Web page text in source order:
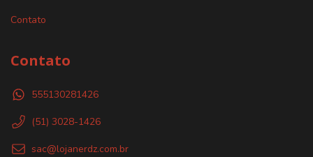
Contato
Contato
555130281426
(51) 3028-1426
sac@lojanerdz.com.br